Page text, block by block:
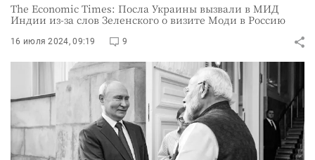
The Economic Times: Посла Украины вызвали в МИД
Индии из-за слов Зеленского о визите Моди в Россию
16 июля 2024, 09:19 9